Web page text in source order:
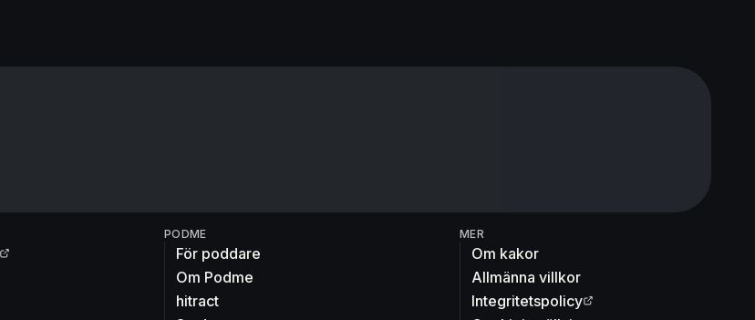
PODME
För poddare
Om Podme
hitract
MER
Om kakor
Allmänna villkor
Integritetspolicy